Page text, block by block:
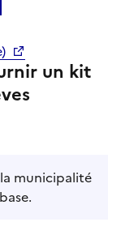
un kit
municipalité